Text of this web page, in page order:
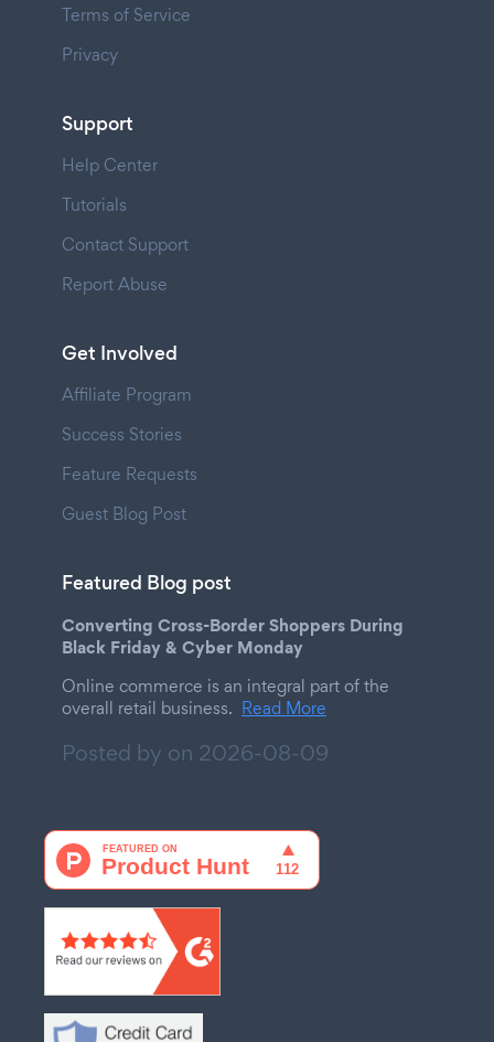
Terms of Service
Privacy
Support
Help Center
Tutorials
Contact Support
Report Abuse
Get Involved
Affiliate Program
Success Stories
Feature Requests
Guest Blog Post
Featured Blog post
Converting Cross-Border Shoppers During
Black Friday & Cyber Monday
Online commerce is an integral part of the
overall retail business. Read More
Posted by on 2026-08-09